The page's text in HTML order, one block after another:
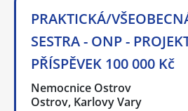
PRAKTICKÁ/
SESTRA - ONP -
PŘÍSPĚVEK 100 000 Kč
Nemocnice Ostrov
Ostrov, Karlovy Vary